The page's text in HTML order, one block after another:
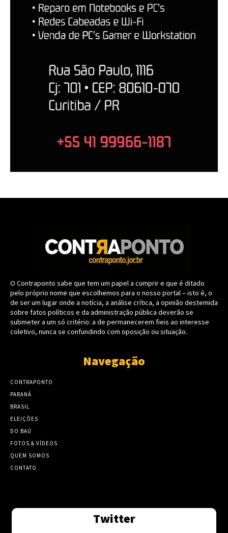
O Contraponto sabe que tem um papel a cumprir e que é ditado
pelo próprio nome que escolhemos para o nosso portal – isto é, o
de ser um lugar onde a notícia, a análise crítica, a opinião destemida
sobre fatos políticos e da administração pública deverão se
submeter a um só critério: a de permanecerem fieis ao interesse
coletivo, nunca se confundindo com oposição ou situação.
Navegação
CONTRAPONTO
PARANÁ
BRASIL
ELEIÇÕES
DO BAÚ
FOTOS & VÍDEOS
QUEM SOMOS
CONTATO
Twitter